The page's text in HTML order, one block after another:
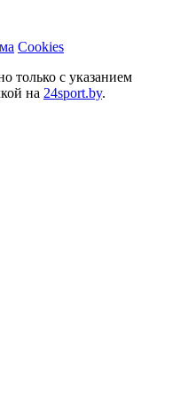
Cookies
только с указанием
на 24sport.by.